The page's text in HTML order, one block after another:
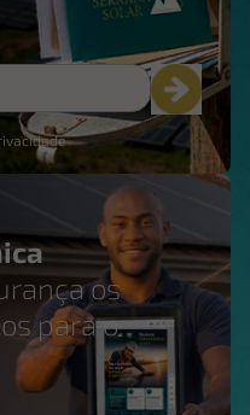
os
para o